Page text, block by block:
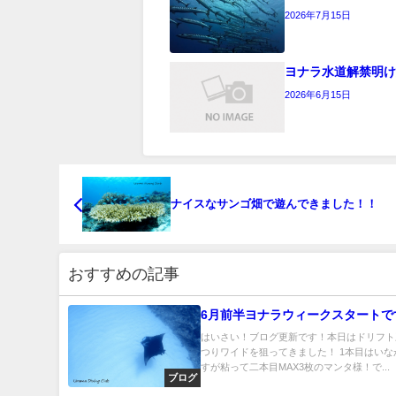
2026年7月15日
ヨナラ水道解禁明
2026年6月15日
ナイスなサンゴ畑で遊んできました！！
おすすめの記事
ブログ
6月前半ヨナラウィークスタートで
はいさい！ブログ更新です！本日はドリフ
つりワイドを狙ってきました！ 1本目はい
すが粘って二本目MAX3枚のマンタ様！で...